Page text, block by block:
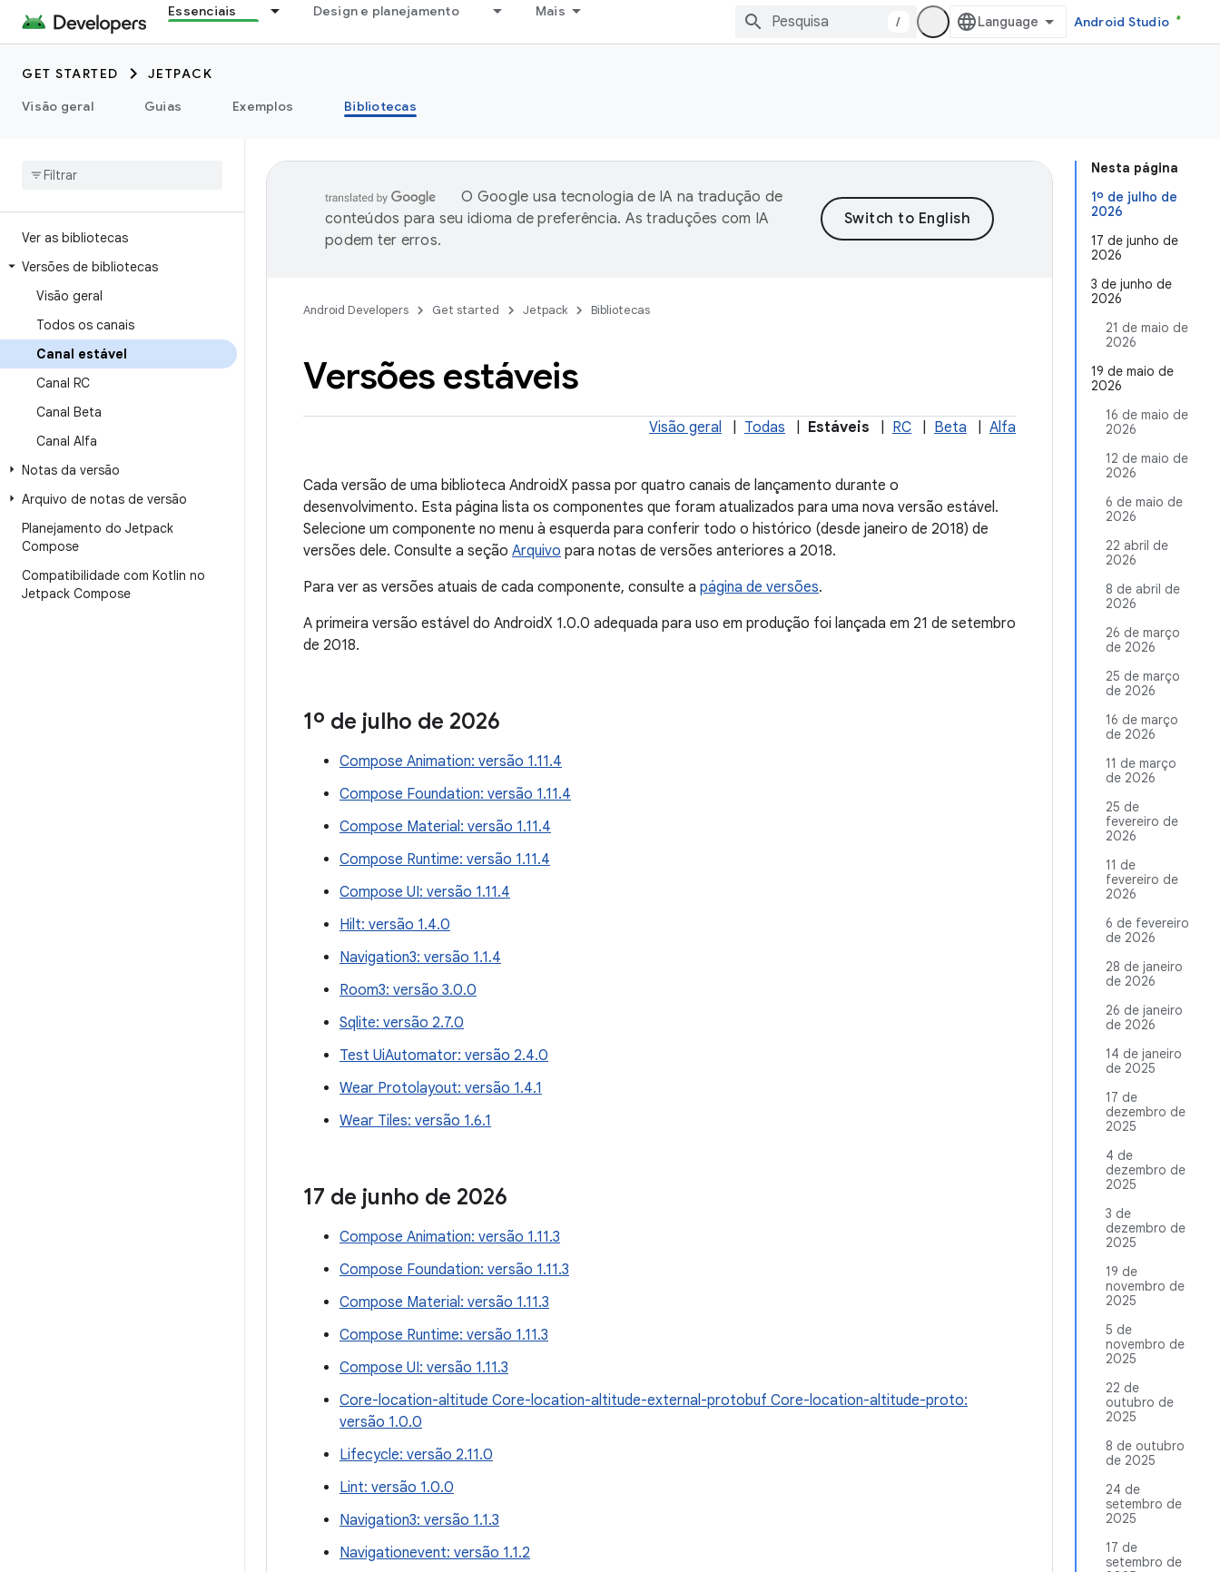
Essenciais Design e planejamento Mais
/ Android Studio
GET STARTED
JETPACK
Visão geral
Guias Exemplos Bibliotecas
Ver as bibliotecas
Versões de bibliotecas
Visão geral
Todos os canais
Canal estável
Canal RC
Canal Beta
Canal Alfa
Notas da versão
Arquivo de notas de versão
Planejamento do Jetpack
Compose
Compatibilidade com Kotlin no
Jetpack Compose
Nesta página
1º de julho de
2026
17 de junho de
2026
3 de junho de
2026
21 de maio de
2026
19 de maio de
2026
16 de maio de
2026
12 de maio de
2026
6 de maio de
2026
22 abril de
2026
8 de abril de
2026
26 de março
de 2026
25 de março
de 2026
16 de março
de 2026
11 de março
de 2026
25 de
fevereiro de
2026
11 de
fevereiro de
2026
6 de fevereiro
de 2026
28 de janeiro
de 2026
26 de janeiro
de 2026
14 de janeiro
de 2025
17 de
dezembro de
2025
4 de
dezembro de
2025
3 de
dezembro de
2025
19 de
novembro de
2025
5 de
novembro de
2025
22 de
outubro de
2025
8 de outubro
de 2025
24 de
setembro de
2025
17 de
setembro de
O Google usa tecnologia de IA na tradução de
conteúdos para seu idioma de preferência. As traduções com IA
podem ter erros.
Android Developers Get started Jetpack Bibliotecas
Versões estáveis
Visão geral Todas Estáveis RC Beta Alfa
Cada versão de uma biblioteca AndroidX passa por quatro canais de lançamento durante o
desenvolvimento. Esta página lista os componentes que foram atualizados para uma nova versão estável.
Selecione um componente no menu à esquerda para conferir todo o histórico (desde janeiro de 2018) de
versões dele. Consulte a seção Arquivo para notas de versões anteriores a 2018.
Para ver as versões atuais de cada componente, consulte a página de versões.
A primeira versão estável do AndroidX 1.0.0 adequada para uso em produção foi lançada em 21 de setembro
de 2018.
1º de julho de 2026
Compose Animation: versão 1.11.4
Compose Foundation: versão 1.11.4
Compose Material: versão 1.11.4
Compose Runtime: versão 1.11.4
Compose UI: versão 1.11.4
Hilt: versão 1.4.0
Navigation3: versão 1.1.4
Room3: versão 3.0.0
Sqlite: versão 2.7.0
Test UiAutomator: versão 2.4.0
Wear Protolayout: versão 1.4.1
Wear Tiles: versão 1.6.1
17 de junho de 2026
Compose Animation: versão 1.11.3
Compose Foundation: versão 1.11.3
Compose Material: versão 1.11.3
Compose Runtime: versão 1.11.3
Compose UI: versão 1.11.3
Core-location-altitude Core-location-altitude-external-protobuf Core-location-altitude-proto:
versão 1.0.0
Lifecycle: versão 2.11.0
Lint: versão 1.0.0
Navigation3: versão 1.1.3
Navigationevent: versão 1.1.2